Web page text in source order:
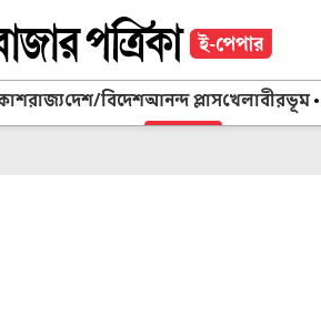
রাজ্যদেশ/বিদেশআনন্দ প্লাসখেলাবীরভূম